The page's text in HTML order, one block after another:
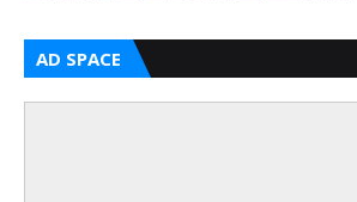
AD SPACE